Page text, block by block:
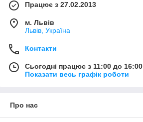
Працює з 27.02.2013
м. Львів
Львів, Україна
Контакти
Сьогодні працює з 11:00 до 16:00
Показати весь графік роботи
Про нас